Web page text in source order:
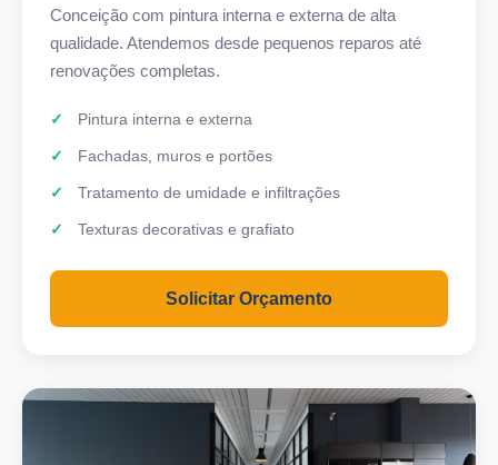
Conceição com pintura interna e externa de alta
qualidade. Atendemos desde pequenos reparos até
renovações completas.
Pintura interna e externa
Fachadas, muros e portões
Tratamento de umidade e infiltrações
Texturas decorativas e grafiato
Solicitar Orçamento